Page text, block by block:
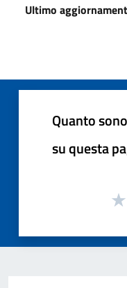
Ultimo
Quanto
su questa